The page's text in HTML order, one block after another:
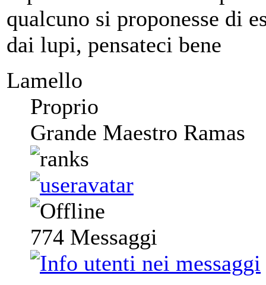
qualcuno si proponesse di
dai lupi, pensateci bene
Lamello
Proprio
Grande Maestro Ramas
774 Messaggi